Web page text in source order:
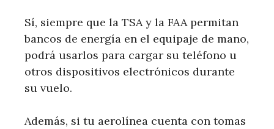
Sí, siempre que la TSA y la FAA permitan
bancos de energía en el equipaje de mano,
podrá usarlos para cargar su teléfono u
otros dispositivos electrónicos durante
su vuelo.
Además, si tu aerolínea cuenta con tomas